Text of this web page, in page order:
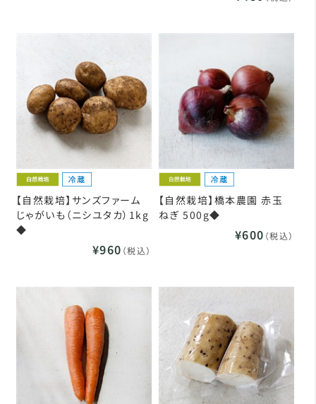
【自然栽培】サンズファーム
じゃがいも（ニシユタカ）1kg
◆
¥960 （税込）
【自然栽培】橋本農園 赤玉
ねぎ 500g◆
¥600 （税込）